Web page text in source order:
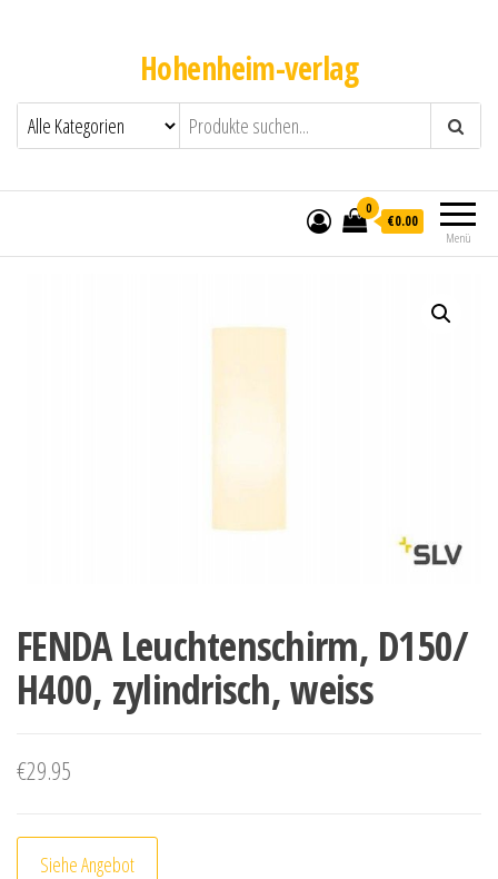
Hohenheim-verlag
Menü
0
€0.00
FENDA Leuchtenschirm, D150/
H400, zylindrisch, weiss
€29.95
Siehe Angebot